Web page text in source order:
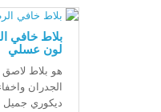
بلاط خافي
لون عسلي
هو بلاط
الجدران
ديكوري جميل